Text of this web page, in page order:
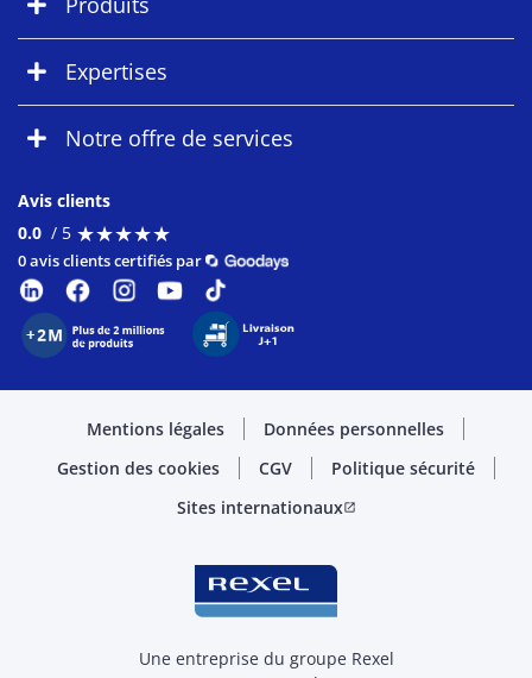
Expertises
Notre offre de services
Avis clients
0.0 / 5 ★★★★★
★★★★★
0 avis clients certifiés par
Mentions légales
Données personnelles
Gestion des cookies
CGV
Politique sécurité
Sites internationauxopen_in_new
Une entreprise du groupe Rexel